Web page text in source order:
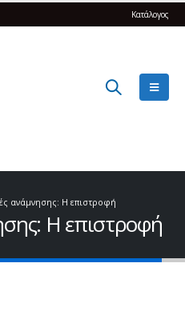
Κατάλογος
ανάμνησης: Η επιστροφή
Η επιστροφή